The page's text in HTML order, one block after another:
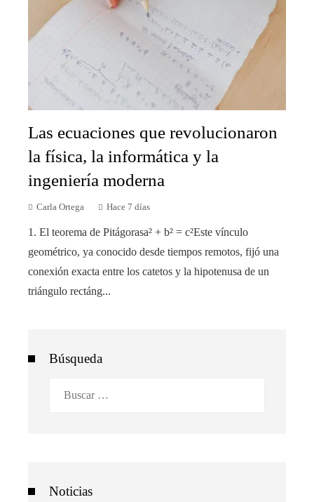
Las ecuaciones que revolucionaron
la física, la informática y la
ingeniería moderna
Carla Ortega Hace 7 días
1. El teorema de Pitágorasa² + b² = c²Este vínculo
geométrico, ya conocido desde tiempos remotos, fijó una
conexión exacta entre los catetos y la hipotenusa de un
triángulo rectáng...
Búsqueda
Noticias